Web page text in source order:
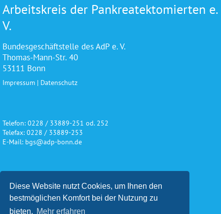
Diese Website nutzt Cookies, um Ihnen den
bestmöglichen Komfort bei der Nutzung zu
bieten. Mehr erfahren
Arbeitskreis der Pankreatektomierten e.
V.
Bundesgeschäftstelle des AdP e. V.
Thomas-Mann-Str. 40
53111 Bonn
Impressum | Datenschutz
Telefon: 0228 / 33889-251 od. 252
Telefax: 0228 / 33889-253
E-Mail: bgs@adp-bonn.de
Wir danken für die freundliche
Unterstützung und Förderung